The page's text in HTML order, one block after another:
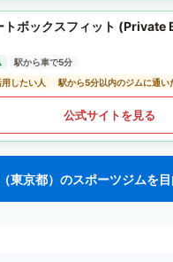
トボックスフィット (Private
駅から車で5分
したい人
駅から5分以内のジムに通い
公式サイトを見る
東京都）のスポーツジムを